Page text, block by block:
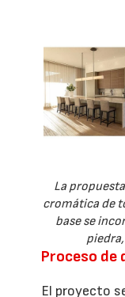
La
cromática de
base se
Proceso de
El proyecto